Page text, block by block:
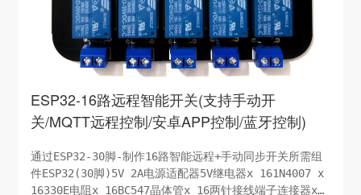
ESP32-16路远程智能开关(支持手动开
关/MQTT远程控制/安卓APP控制/蓝牙控制)
通过ESP32-30脚-制作16路智能远程+手动同步开关所需组
件ESP32(30脚)5V 2A电源适配器5V继电器x 161N4007 x
16330E电阻x 16BC547晶体管x 16两针接线端子连接器x